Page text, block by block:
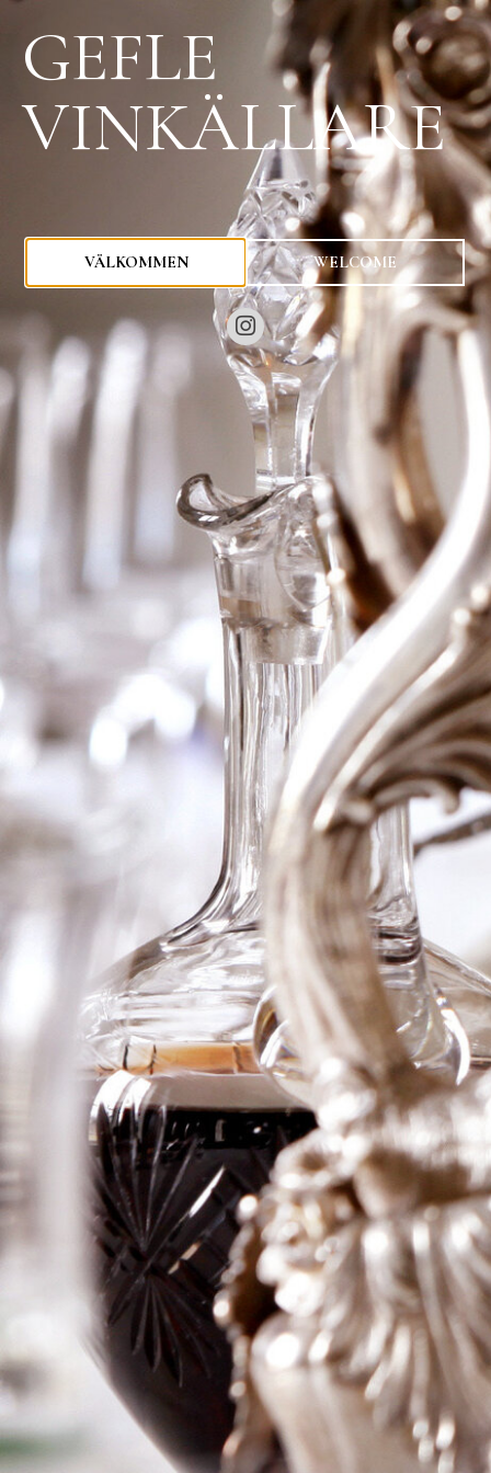
0 kr
1964 Haut
Sauternes
Cuvee
Fournalas
Logga in för att se priset
Art.nr: 20904-01
Information
Producent Neg. Granville
Årgång 1964
Land Frankrike
Område Sauternes
Sött
GEFLE
VINKÄLLARE
VÄLKOMMEN WELCOME